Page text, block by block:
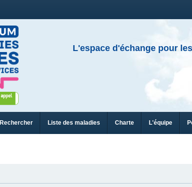
L'espace d'échange pour
Rechercher Liste des maladies Charte L'équipe